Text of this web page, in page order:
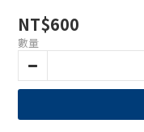
NT$600
數量